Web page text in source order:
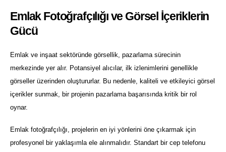
Emlak Fotoğrafçılığı ve Görsel İçeriklerin
Gücü
Emlak ve inşaat sektöründe görsellik, pazarlama sürecinin
merkezinde yer alır. Potansiyel alıcılar, ilk izlenimlerini genellikle
görseller üzerinden oluştururlar. Bu nedenle, kaliteli ve etkileyici görsel
içerikler sunmak, bir projenin pazarlama başarısında kritik bir rol
oynar.
Emlak fotoğrafçılığı, projelerin en iyi yönlerini öne çıkarmak için
profesyonel bir yaklaşımla ele alınmalıdır. Standart bir cep telefonu